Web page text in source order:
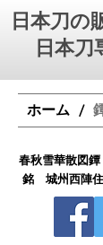
日本刀の
日本刀
ホーム /
銘 城州西陣
春秋雪華散図鐔